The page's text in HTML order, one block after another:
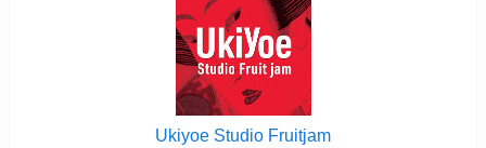
Ukiyoe Studio Fruitjam